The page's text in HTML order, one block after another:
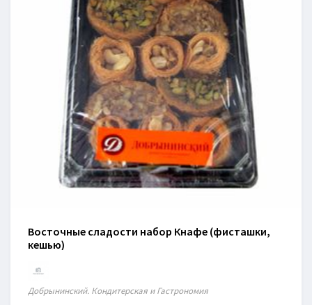
Восточные сладости набор Кнафе (фисташки,
кешью)
Добрынинский. Кондитерская и Гастрономия